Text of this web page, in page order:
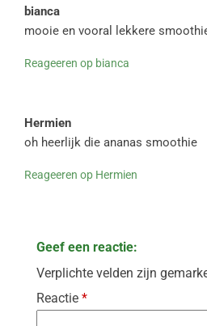
bianca
mooie en vooral lekkere
Reageeren op bianca
Hermien
oh heerlijk die ananas smoothie
Reageeren op Hermien
Geef een reactie:
Verplichte velden zijn
Reactie *